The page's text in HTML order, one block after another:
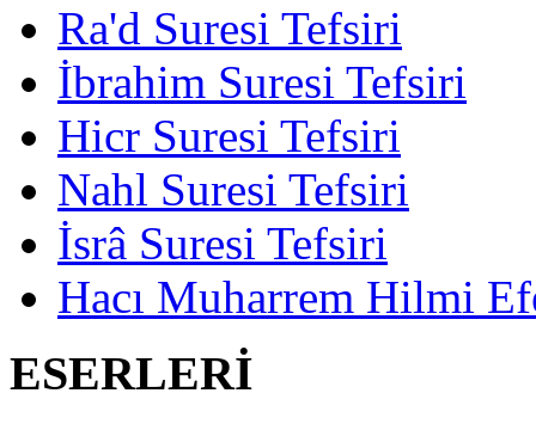
Ra'd Suresi Tefsiri
İbrahim Suresi Tefsiri
Hicr Suresi Tefsiri
Nahl Suresi Tefsiri
İsrâ Suresi Tefsiri
Hacı Muharrem Hilmi
ESERLERİ